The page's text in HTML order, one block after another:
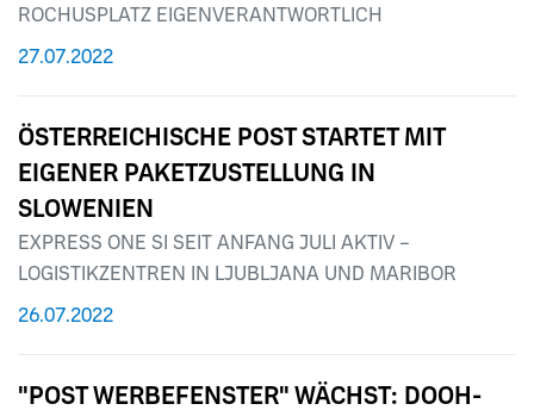
ROCHUSPLATZ EIGENVERANTWORTLICH
27.07.2022
ÖSTERREICHISCHE POST STARTET MIT
EIGENER PAKETZUSTELLUNG IN
SLOWENIEN
EXPRESS ONE SI SEIT ANFANG JULI AKTIV –
LOGISTIKZENTREN IN LJUBLJANA UND MARIBOR
26.07.2022
"POST WERBEFENSTER" WÄCHST: DOOH-